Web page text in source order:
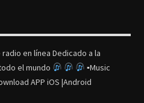
en línea Dedicado a la
el mundo
▪Music
APP iOS |Android